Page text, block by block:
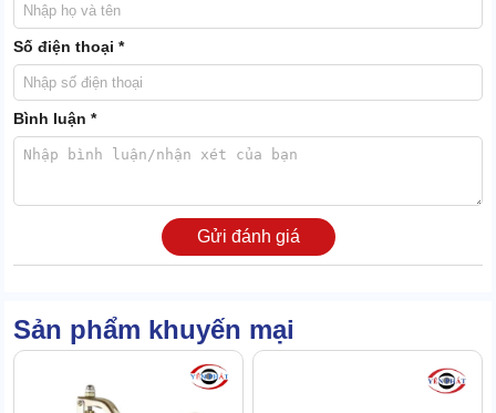
Giúpsúng bơm mỡhoạt động ổn định, bền bỉ trong môi trường
công nghiệp khắc nghiệt.
HCG 300 có khả năng tạo ra áp suất lớn, giúp mỡ được đẩy
nhanh chóng vào các bộ phận cần bôi trơn.
HCG 300 đi kèm với nhiều loại đầu bơm khác nhau, được thiết kế
để phù hợp với các khớp nối, bộ phận cụ thể trên máy móc.
Số điện thoại *
Bình luận *
Gửi đánh giá
Sản phẩm khuyến mại